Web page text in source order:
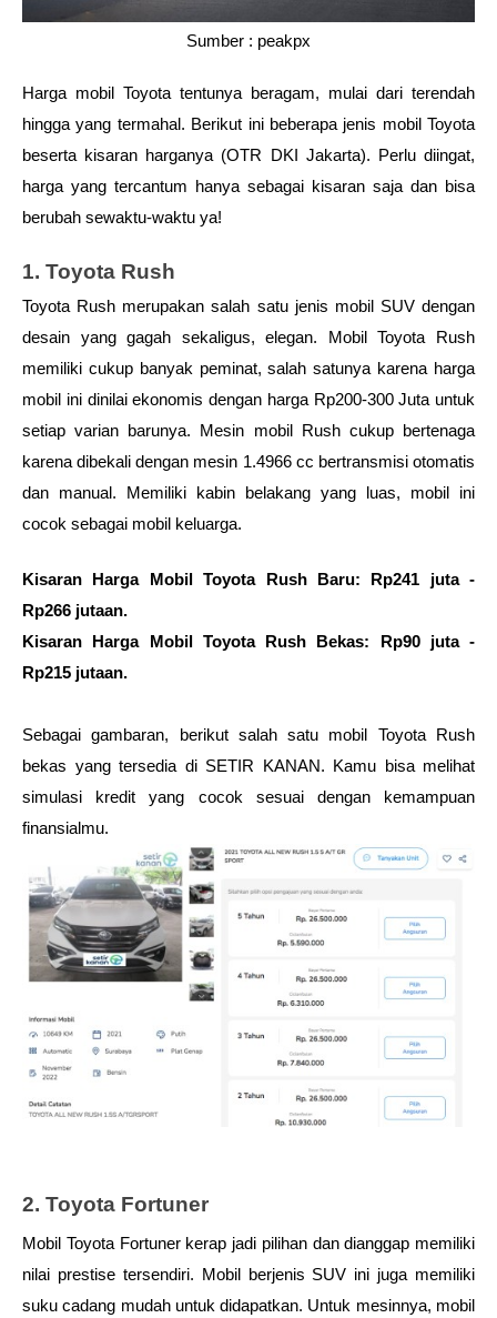
Sumber : peakpx
Harga mobil Toyota tentunya beragam, mulai dari terendah
hingga yang termahal. Berikut ini beberapa jenis mobil Toyota
beserta kisaran harganya (OTR DKI Jakarta). Perlu diingat,
harga yang tercantum hanya sebagai kisaran saja dan bisa
berubah sewaktu-waktu ya!
1. Toyota Rush
Toyota Rush merupakan salah satu jenis mobil SUV dengan
desain yang gagah sekaligus, elegan. Mobil Toyota Rush
memiliki cukup banyak peminat, salah satunya karena harga
mobil ini dinilai ekonomis dengan harga Rp200-300 Juta untuk
setiap varian barunya. Mesin mobil Rush cukup bertenaga
karena dibekali dengan mesin 1.4966 cc bertransmisi otomatis
dan manual. Memiliki kabin belakang yang luas, mobil ini
cocok sebagai mobil keluarga.
Kisaran Harga Mobil Toyota Rush Baru: Rp241 juta -
Rp266 jutaan.
Kisaran Harga Mobil Toyota Rush Bekas: Rp90 juta -
Rp215 jutaan.
Sebagai gambaran, berikut salah satu mobil Toyota Rush
bekas yang tersedia di SETIR KANAN. Kamu bisa melihat
simulasi kredit yang cocok sesuai dengan kemampuan
finansialmu.
2. Toyota Fortuner
Mobil Toyota Fortuner kerap jadi pilihan dan dianggap memiliki
nilai prestise tersendiri. Mobil berjenis SUV ini juga memiliki
suku cadang mudah untuk didapatkan. Untuk mesinnya, mobil